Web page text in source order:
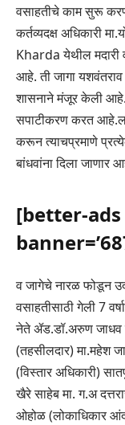
वसाहतीचे काम सुरू
कर्तव्यदक्ष अधिकारी
Kharda येथील मदारी
आहे. ती जागा यशवंतराव
शासनाने मंजूर केली
सपाटीकरण करत
करून त्याचप्रमाणे
बांधवांना दिला जाणार
[better-ads
व जागेचे नारळ फोडून
वसाहतीसाठी गेली 7
नेते ॲड.डॉ.अरुण जाधव
(तहसीलदार) मा.महेश
(विस्तार अधिकारी)
खैरे साहेब मा. ग.अ
ओहोळ (लोकाधिकार